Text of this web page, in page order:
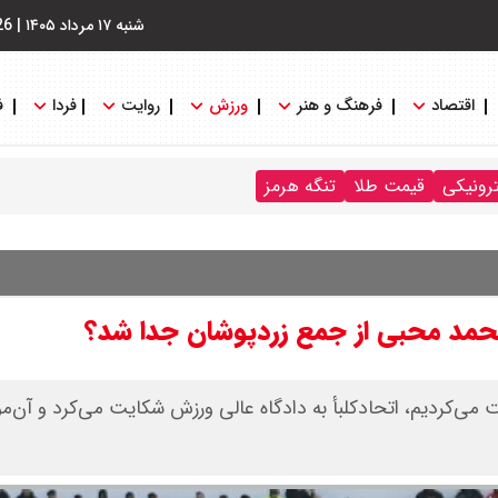
شنبه ۱۷ مرداد ۱۴۰۵ |
اقتصاد فرهنگ و هنر ورزش روایت فردا
قیمت طلا تنگه هرمز
محبی از جمع زردپوشان جدا شد؟
اتحادکلبأ به دادگاه عالی ورزش شکایت می‌کرد و